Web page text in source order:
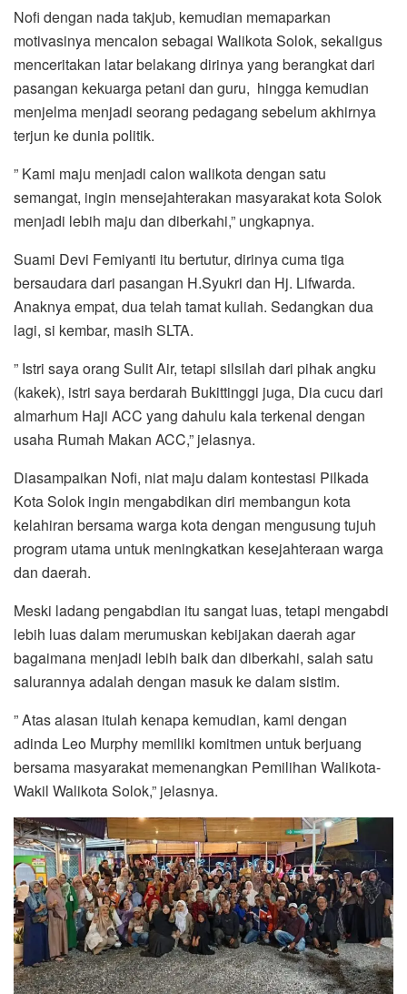
Nofi dengan nada takjub, kemudian memaparkan
motivasinya mencalon sebagai Walikota Solok, sekaligus
menceritakan latar belakang dirinya yang berangkat dari
pasangan kekuarga petani dan guru, hingga kemudian
menjelma menjadi seorang pedagang sebelum akhirnya
terjun ke dunia politik.
” Kami maju menjadi calon walikota dengan satu
semangat, ingin mensejahterakan masyarakat kota Solok
menjadi lebih maju dan diberkahi,” ungkapnya.
Suami Devi Femiyanti itu bertutur, dirinya cuma tiga
bersaudara dari pasangan H.Syukri dan Hj. Lifwarda.
Anaknya empat, dua telah tamat kuliah. Sedangkan dua
lagi, si kembar, masih SLTA.
” Istri saya orang Sulit Air, tetapi silsilah dari pihak angku
(kakek), istri saya berdarah Bukittinggi juga, Dia cucu dari
almarhum Haji ACC yang dahulu kala terkenal dengan
usaha Rumah Makan ACC,” jelasnya.
Diasampaikan Nofi, niat maju dalam kontestasi Pilkada
Kota Solok ingin mengabdikan diri membangun kota
kelahiran bersama warga kota dengan mengusung tujuh
program utama untuk meningkatkan kesejahteraan warga
dan daerah.
Meski ladang pengabdian itu sangat luas, tetapi mengabdi
lebih luas dalam merumuskan kebijakan daerah agar
bagaimana menjadi lebih baik dan diberkahi, salah satu
salurannya adalah dengan masuk ke dalam sistim.
” Atas alasan itulah kenapa kemudian, kami dengan
adinda Leo Murphy memiliki komitmen untuk berjuang
bersama masyarakat memenangkan Pemilihan Walikota-
Wakil Walikota Solok,” jelasnya.